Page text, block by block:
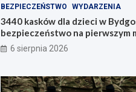
BEZPIECZEŃSTWO WYDARZENIA
3440 kasków dla dzieci w
bezpieczeństwo na pierwszym
6 sierpnia 2026